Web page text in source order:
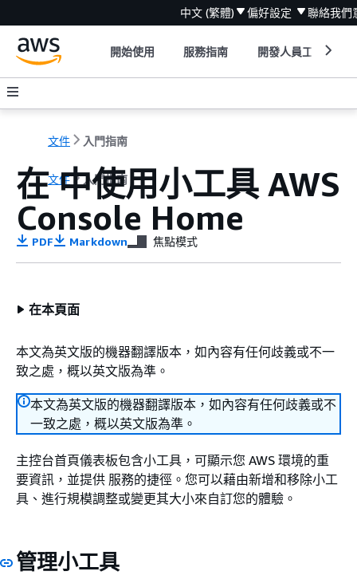
中文 (繁體) 偏好設定 聯絡我們
開始使用 服務指南 開發人員工具
文件 入門指南
文件 入門指南
在 中使用小工具 AWS
Console Home
PDF Markdown 焦點模式
在本頁面
本文為英文版的機器翻譯版本，如內容有任何歧義或不一
致之處，概以英文版為準。
本文為英文版的機器翻譯版本，如內容有任何歧義或不
一致之處，概以英文版為準。
主控台首頁儀表板包含小工具，可顯示您 AWS 環境的重
要資訊，並提供 服務的捷徑。您可以藉由新增和移除小工
具、進行規模調整或變更其大小來自訂您的體驗。
管理小工具